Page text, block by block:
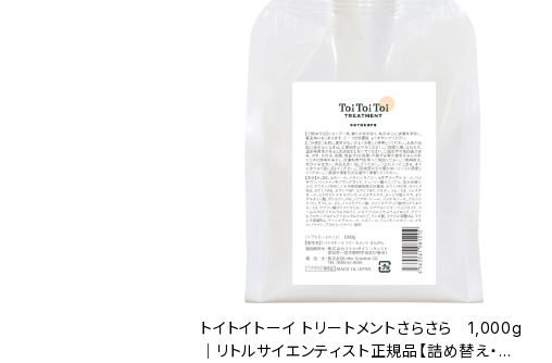
トイトイトーイ トリートメントさらさら 1,000g
｜リトルサイエンティスト正規品【詰め替え・大